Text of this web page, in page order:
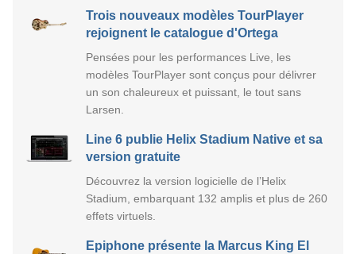
Trois nouveaux modèles TourPlayer
rejoignent le catalogue d'Ortega
Pensées pour les performances Live, les
modèles TourPlayer sont conçus pour délivrer
un son chaleureux et puissant, le tout sans
Larsen.
Line 6 publie Helix Stadium Native et sa
version gratuite
Découvrez la version logicielle de l’Helix
Stadium, embarquant 132 amplis et plus de 260
effets virtuels.
Epiphone présente la Marcus King El